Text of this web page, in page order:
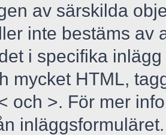
av särskilda
inte bestäms av
i specifika
mycket HTML,
och >. För mer
inläggsformuläret.